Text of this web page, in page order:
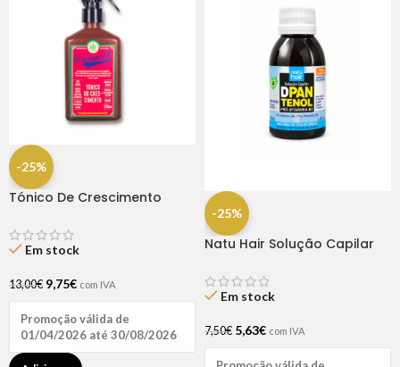
-25%
Tónico De Crescimento
Em stock
13,00€ 9,75€ com IVA
Promoção válida de
01/04/2026 até 30/08/2026
-25%
Natu Hair Solução Capilar
Em stock
7,50€ 5,63€ com IVA